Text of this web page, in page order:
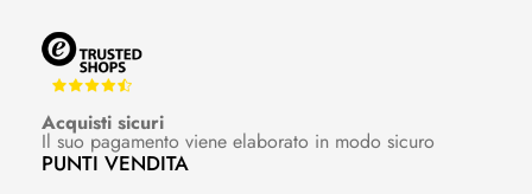
Acquisti sicuri
Il suo pagamento viene elaborato in modo sicuro
PUNTI VENDITA